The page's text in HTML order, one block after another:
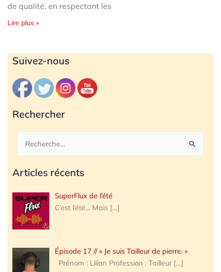
de qualité, en respectant les
Lire plus »
Suivez-nous
Rechercher
Rechercher :
Articles récents
SuperFlux de l’été
C’est l’été… Mais […]
Épisode 17 // « Je suis Tailleur de pierre. »
Prénom : Lilian Profession : Tailleur […]
Archives